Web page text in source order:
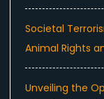
Societal
Animal Rights
Unveiling the